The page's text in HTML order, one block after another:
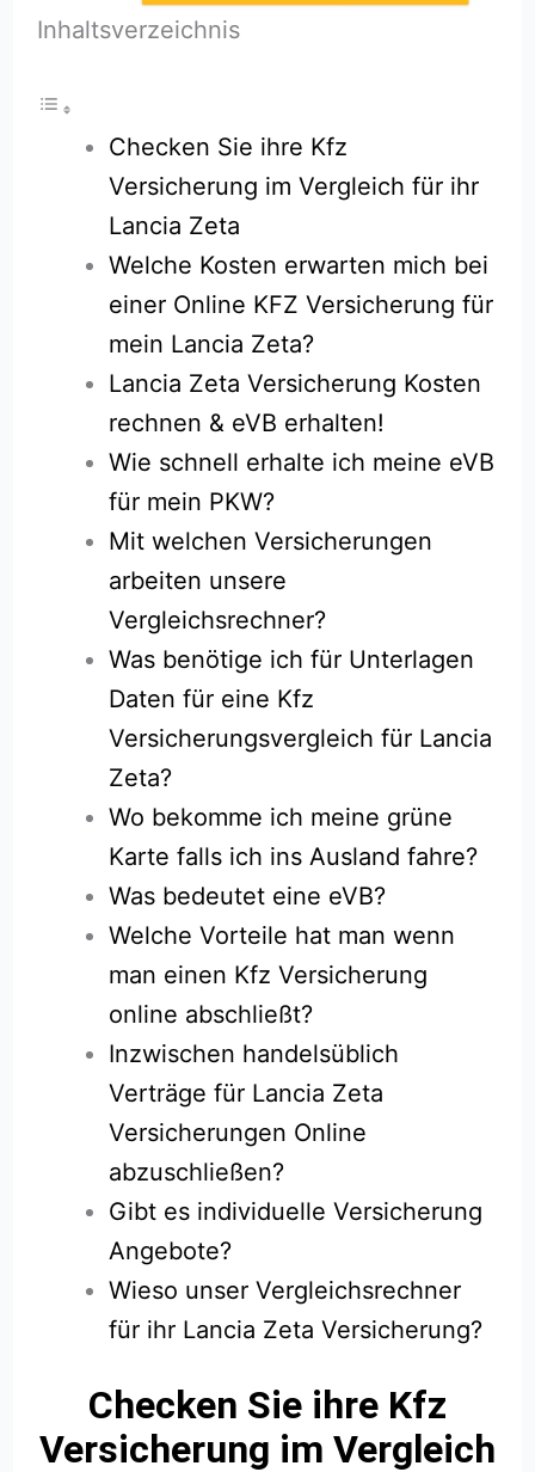
Inhaltsverzeichnis
Checken Sie ihre Kfz
Versicherung im Vergleich für ihr
Lancia Zeta
Welche Kosten erwarten mich bei
einer Online KFZ Versicherung für
mein Lancia Zeta?
Lancia Zeta Versicherung Kosten
rechnen & eVB erhalten!
Wie schnell erhalte ich meine eVB
für mein PKW?
Mit welchen Versicherungen
arbeiten unsere
Vergleichsrechner?
Was benötige ich für Unterlagen
Daten für eine Kfz
Versicherungsvergleich für Lancia
Zeta?
Wo bekomme ich meine grüne
Karte falls ich ins Ausland fahre?
Was bedeutet eine eVB?
Welche Vorteile hat man wenn
man einen Kfz Versicherung
online abschließt?
Inzwischen handelsüblich
Verträge für Lancia Zeta
Versicherungen Online
abzuschließen?
Gibt es individuelle Versicherung
Angebote?
Wieso unser Vergleichsrechner
für ihr Lancia Zeta Versicherung?
Checken Sie ihre Kfz
Versicherung im Vergleich